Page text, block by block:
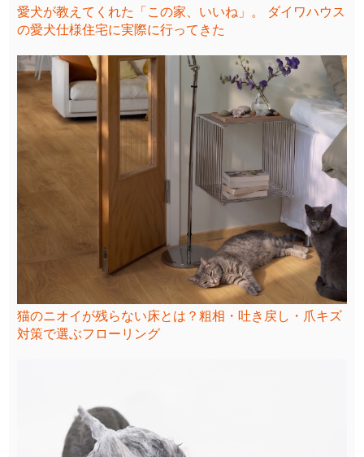
愛犬が教えてくれた「この家、いいね」。 ダイワハウス
の愛犬仕様住宅に実際に行ってきた
猫のニオイが残らない床とは？粗相・吐き戻し・爪キズ
対策で選ぶフローリング